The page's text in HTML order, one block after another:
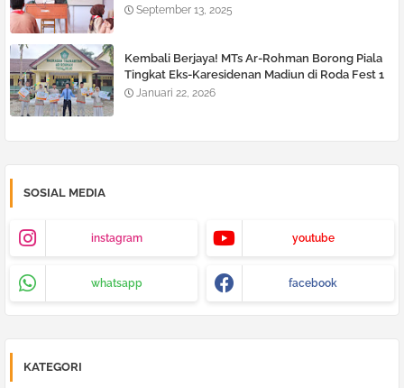
September 13, 2025
Kembali Berjaya! MTs Ar-Rohman Borong Piala
Tingkat Eks-Karesidenan Madiun di Roda Fest 1
Januari 22, 2026
SOSIAL MEDIA
instagram youtube
whatsapp facebook
KATEGORI